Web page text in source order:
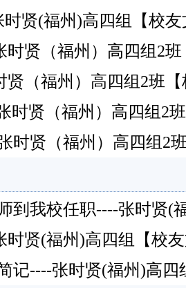
贤(福州)高四组【校友
贤（福州）高四组2班
（福州）高四组2班【
贤（福州）高四组2班
时贤（福州）高四组2
到我校任职----张时贤(
贤(福州)高四组【校友
记----张时贤(福州)高四